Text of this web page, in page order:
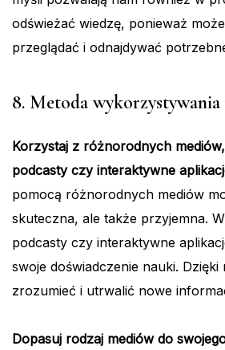
odświeżać wiedzę, ponieważ
przeglądać i odnajdywać
8. Metoda
Korzystaj z różnorodnych
podcasty czy interaktywne
pomocą różnorodnych mediów
skuteczna, ale także przyjemna.
podcasty czy interaktywne
swoje doświadczenie nauki. Dzięki
zrozumieć i utrwalić nowe
Dopasuj rodzaj mediów do